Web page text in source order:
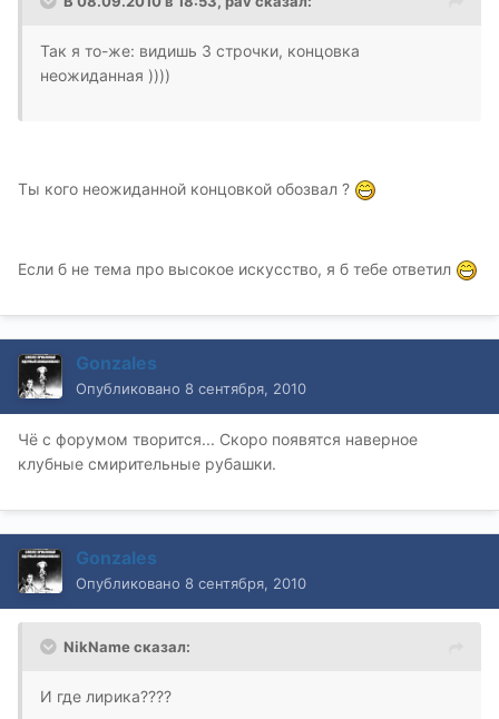
Так я то-же: видишь 3 строчки, концовка
неожиданная ))))
Ты кого неожиданной концовкой обозвал ?
Если б не тема про высокое искусство, я б тебе ответил
Gonzales
Опубликовано 8 сентября, 2010
Чё с форумом творится... Скоро появятся наверное
клубные смирительные рубашки.
Gonzales
Опубликовано 8 сентября, 2010
NikName сказал:
И где лирика????